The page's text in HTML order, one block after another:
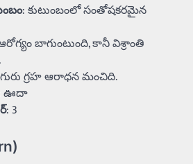
: కుటుంబంలో సంతోషకరమైన
బాగుంటుంది, కానీ విశ్రాంతి
గ్రహ ఆరాధన మంచిది.
ఊదా
: 3